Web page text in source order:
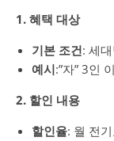
1. 혜택 대상
기본 조건: 세
예시:”자” 3인
2. 할인 내용
할인율: 월 전